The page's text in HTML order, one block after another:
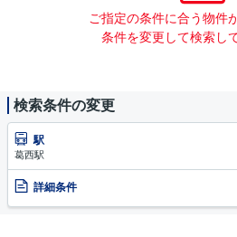
ご指定の条件に合う物件
条件を変更して検索し
検索条件の変更
駅
葛西駅
詳細条件